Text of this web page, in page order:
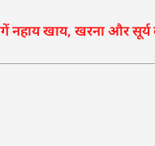
खाय, खरना और सूर्य